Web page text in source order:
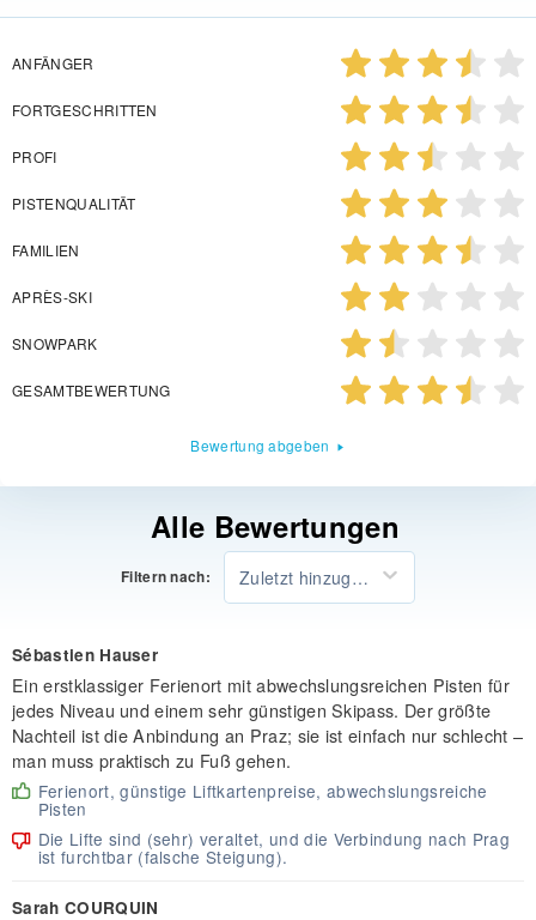
ANFÄNGER
FORTGESCHRITTEN
PROFI
PISTENQUALITÄT
FAMILIEN
APRÈS-SKI
SNOWPARK
GESAMTBEWERTUNG
Bewertung abgeben
Alle Bewertungen
Filtern nach: Zuletzt hinzugefügt
Sébastien Hauser
Ein erstklassiger Ferienort mit abwechslungsreichen Pisten für
jedes Niveau und einem sehr günstigen Skipass. Der größte
Nachteil ist die Anbindung an Praz; sie ist einfach nur schlecht –
man muss praktisch zu Fuß gehen.
Ferienort, günstige Liftkartenpreise, abwechslungsreiche
Pisten
Die Lifte sind (sehr) veraltet, und die Verbindung nach Prag
ist furchtbar (falsche Steigung).
Sarah COURQUIN